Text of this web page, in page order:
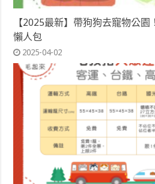
【2025最新】帶狗狗去寵物公
懶人包
2025-04-02